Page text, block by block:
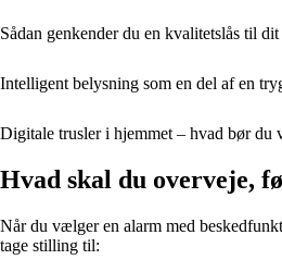
Sådan genkender du en kvalitetslås til
Intelligent belysning som en del af en
Digitale trusler i hjemmet – hvad bør du
Hvad skal du overveje,
Når du vælger en alarm med
tage stilling til: